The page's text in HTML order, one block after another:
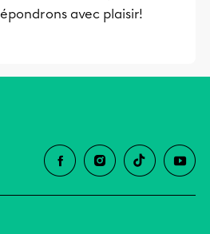
avec plaisir!